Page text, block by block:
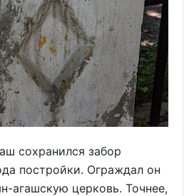
сохранился забор
постройки. Ограждал он
агашскую церковь. Точнее,